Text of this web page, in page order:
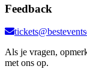
Feedback
Als je vragen,
met ons op.